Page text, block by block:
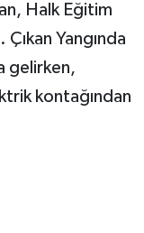
Halk Eğitim
Yangında
gelirken,
kontağından